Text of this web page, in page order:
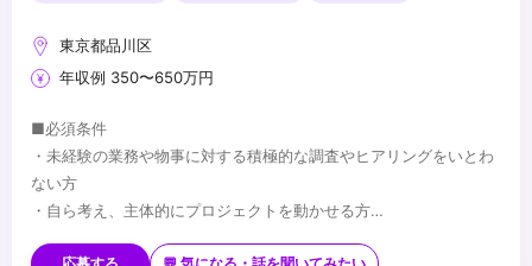
東京都品川区
年収例 350〜650万円
■必須条件
・未経験の業務や物事に対する積極的な調査やヒアリングをいとわ
ない方
・自ら考え、主体的にプロジェクトを動かせる方